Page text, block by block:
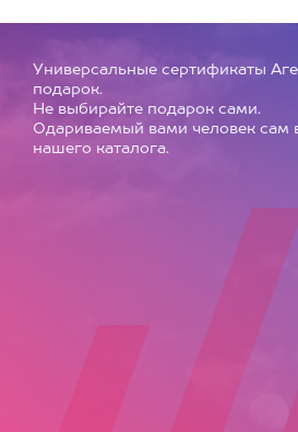
Универсальные сертификаты
подарок.
Не выбирайте подарок сами.
Одариваемый вами человек сам
нашего каталога.